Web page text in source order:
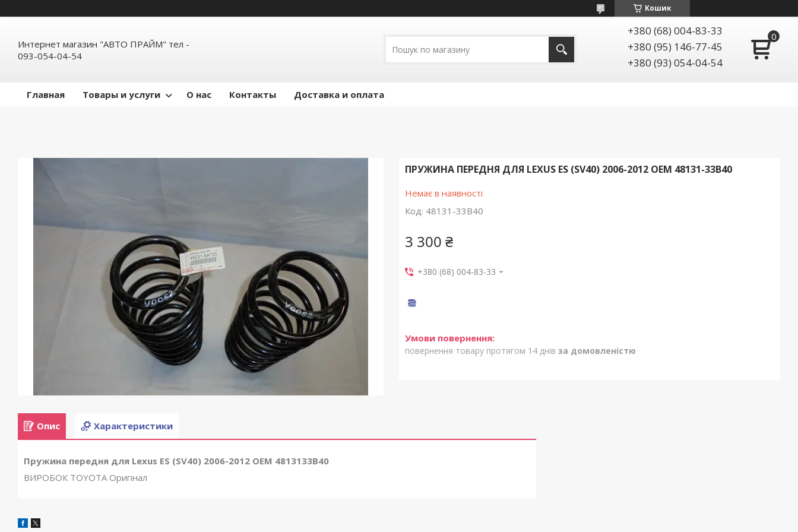
Кошик
Интернет магазин "АВТО ПРАЙМ" тел -
093-054-04-54
+380 (68) 004-83-33
+380 (95) 146-77-45
+380 (93) 054-04-54
Главная Товары и услуги О нас Контакты Доставка и оплата
ПРУЖИНА ПЕРЕДНЯ ДЛЯ LEXUS ES (SV40) 2006-2012 OEM 48131-33B40
Немає в наявності
Код: 48131-33B40
3 300 ₴
+380 (68) 004-83-33
повернення товару протягом 14 днів за домовленістю
Опис Характеристики
Пружина передня для Lexus ES (SV40) 2006-2012 OEM 4813133B40
ВИРОБОК TOYOTA Оригінал